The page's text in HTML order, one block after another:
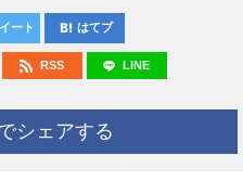
ート はてブ
RSS LINE
シェアする